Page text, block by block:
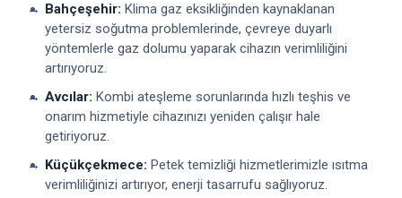
Bahçeşehir: Klima gaz eksikliğinden kaynaklanan
yetersiz soğutma problemlerinde, çevreye duyarlı
yöntemlerle gaz dolumu yaparak cihazın verimliliğini
artırıyoruz.
Avcılar: Kombi ateşleme sorunlarında hızlı teşhis ve
onarım hizmetiyle cihazınızı yeniden çalışır hale
getiriyoruz.
Küçükçekmece: Petek temizliği hizmetlerimizle ısıtma
verimliliğinizi artırıyor, enerji tasarrufu sağlıyoruz.